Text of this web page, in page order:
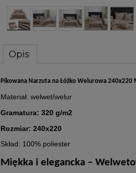
Opis
Pikowana Narzuta na Łóżko Welurowa 240x220
Materiał: welwet/welur
Gramatura: 320 g/m2
Rozmiar: 240x220
Skład: 100% poliester
Miękka i elegancka –